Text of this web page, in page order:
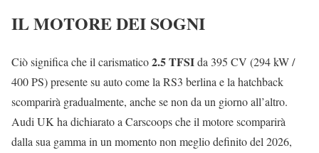
IL MOTORE DEI SOGNI
Ciò significa che il carismatico2.5 TFSIda 395 CV (294 kW /
400 PS) presente su auto come la RS3 berlina e la hatchback
scomparirà gradualmente, anche se non da un giorno all’altro.
Audi UK ha dichiarato a Carscoops che il motore scomparirà
dalla sua gamma in un momento non meglio definito del 2026,